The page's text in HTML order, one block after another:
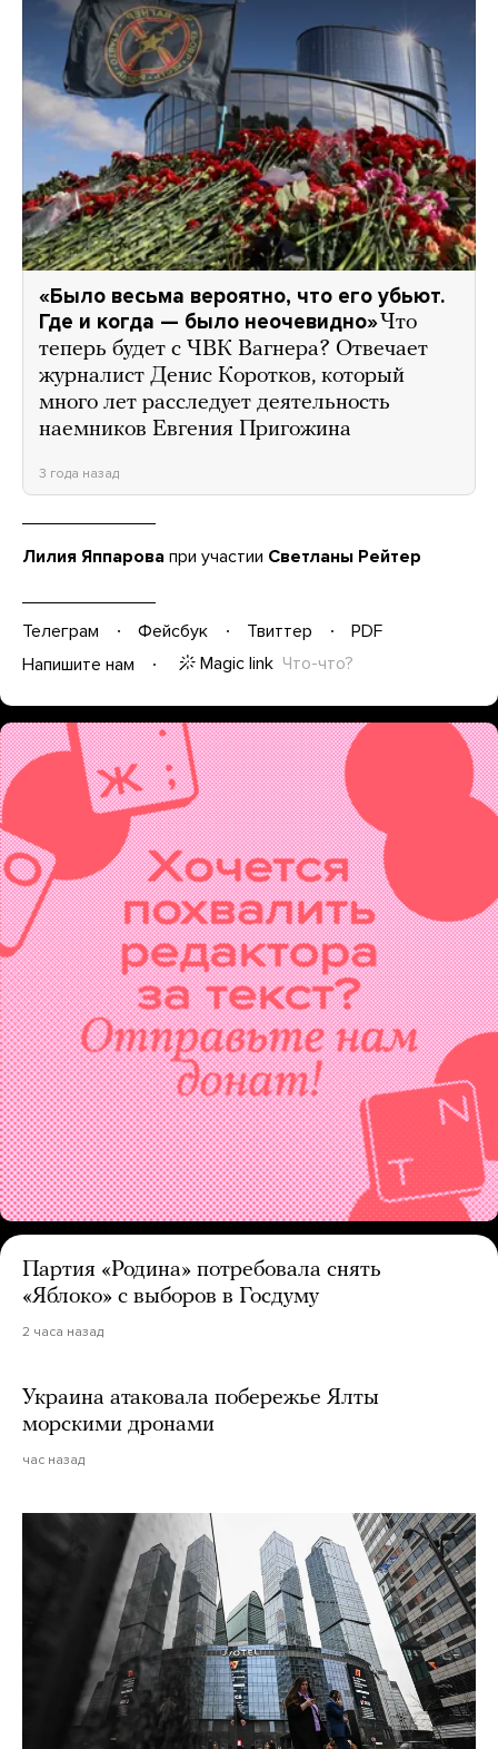
«Было весьма вероятно, что его убьют.
Где и когда — было неочевидно»Что
теперь будет с ЧВК Вагнера? Отвечает
журналист Денис Коротков, который
много лет расследует деятельность
наемников Евгения Пригожина
3 года назад
Лилия Яппарова при участии Светланы Рейтер
Телеграм Фейсбук Твиттер
PDF
Напишите нам
Magic link Что-что?
Партия «Родина» потребовала снять
«Яблоко» с выборов в Госдуму
2 часа назад
Украина атаковала побережье Ялты
морскими дронами
час назад